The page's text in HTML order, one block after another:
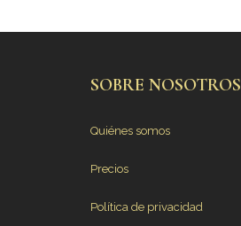
SOBRE NOSOTROS
Quiénes somos
Precios
Política de privacidad